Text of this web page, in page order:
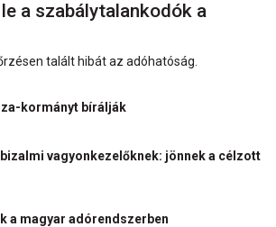
a szabálytalankodók a
talált hibát az adóhatóság.
kormányt bírálják
vagyonkezelőknek: jönnek a célzott
a magyar adórendszerben